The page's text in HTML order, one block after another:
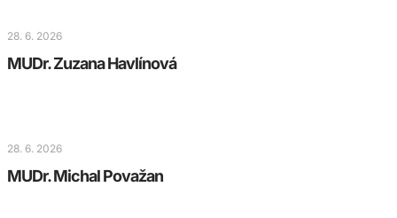
28. 6. 2026
MUDr. Zuzana Havlínová
28. 6. 2026
MUDr. Michal Považan